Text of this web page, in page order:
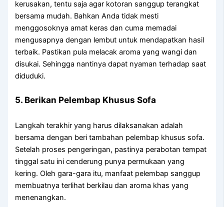
kerusakan, tentu saja agar kotoran sanggup terangkat
bersama mudah. Bahkan Anda tidak mesti
menggosoknya amat keras dan cuma memadai
mengusapnya dengan lembut untuk mendapatkan hasil
terbaik. Pastikan pula melacak aroma yang wangi dan
disukai. Sehingga nantinya dapat nyaman terhadap saat
diduduki.
5. Berikan Pelembap Khusus Sofa
Langkah terakhir yang harus dilaksanakan adalah
bersama dengan beri tambahan pelembap khusus sofa.
Setelah proses pengeringan, pastinya perabotan tempat
tinggal satu ini cenderung punya permukaan yang
kering. Oleh gara-gara itu, manfaat pelembap sanggup
membuatnya terlihat berkilau dan aroma khas yang
menenangkan.